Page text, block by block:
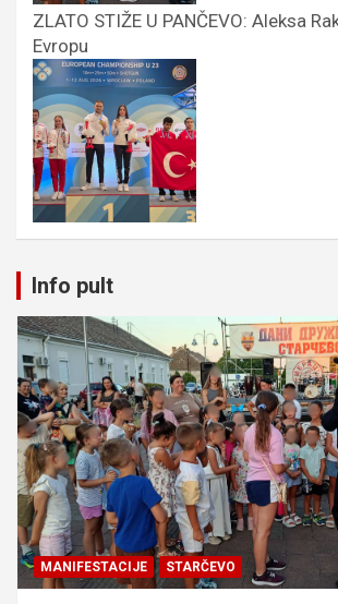
ZLATO STIŽE U PANČEVO: Aleksa
Evropu
Info pult
MANIFESTACIJE STARČEVO